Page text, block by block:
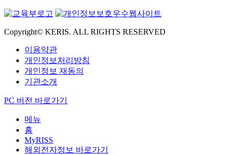
Copyright© KERIS. ALL RIGHTS RESERVED
이용약관
개인정보처리방침
개인정보 재동의
기관소개
PC 버전 바로가기
메뉴
홈
MyRISS
해외전자정보 바로가기